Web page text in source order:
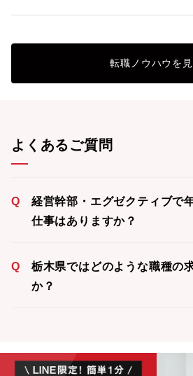
転職ノウハウを
よくあるご質問
Q
経営幹部・エグゼクティブで
仕事はありますか？
Q
栃木県ではどのような職種の
か？